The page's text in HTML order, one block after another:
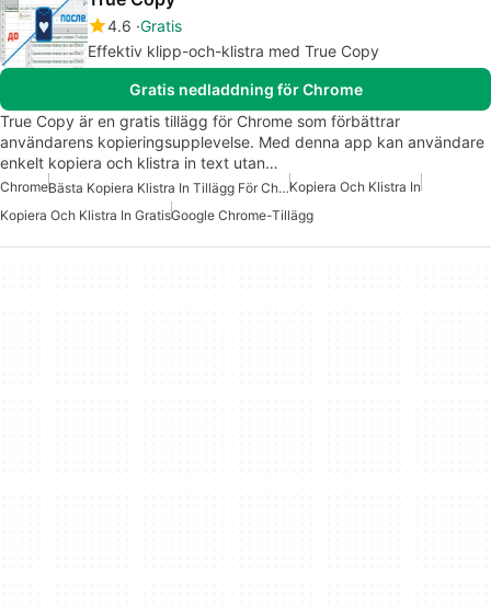
4.6 Gratis
Effektiv klipp-och-klistra med True Copy
Gratis nedladdning för Chrome
True Copy är en gratis tillägg för Chrome som förbättrar
användarens kopieringsupplevelse. Med denna app kan användare
enkelt kopiera och klistra in text utan…
Chrome Bästa Kopiera Klistra In Tillägg För ChromeKopiera Och Klistra In
Kopiera Och Klistra In GratisGoogle Chrome-Tillägg